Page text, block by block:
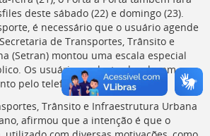
deste sábado (22) e domingo (23).
é necessário que o usuário agende
de Transportes, Trânsito e
(Setran) montou uma escala especial
Os usuários cadastrados devem
pelo telefone (27) 98125-0870.
Trânsito e Infraestrutura Urbana
afirmou que a intenção é que o